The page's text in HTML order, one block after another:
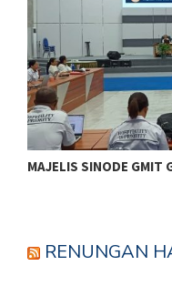
MAJELIS SINODE GMIT
RENUNGAN